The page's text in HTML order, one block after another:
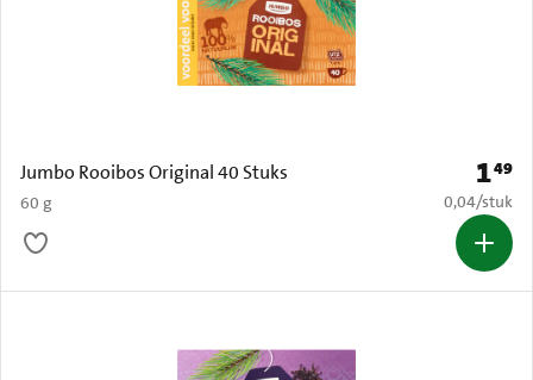
Jumbo Rooibos Original 40 Stuks
60 g
Prijs:
149
€ 0,04 per
0,04/stuk